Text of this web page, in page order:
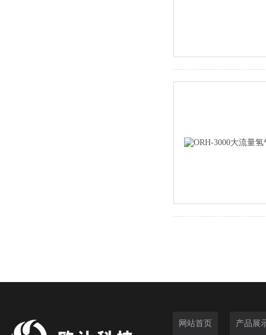
网站首页 产品展